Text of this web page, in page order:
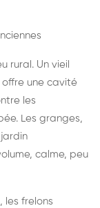
rural. Un vieil
une cavité
les
Les granges,
calme, peu
les frelons